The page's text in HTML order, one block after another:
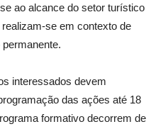
ao alcance do setor turístico
se em contexto de
interessados devem
das ações até 18
formativo decorrem de